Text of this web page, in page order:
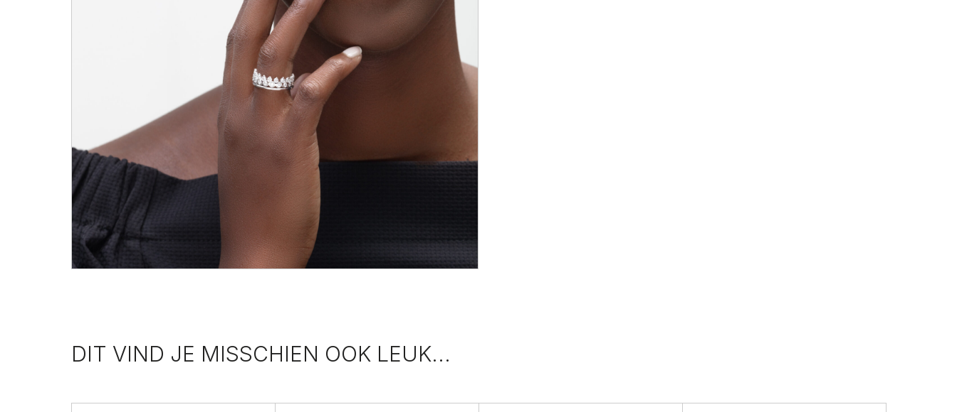
DIT VIND JE MISSCHIEN OOK LEUK...